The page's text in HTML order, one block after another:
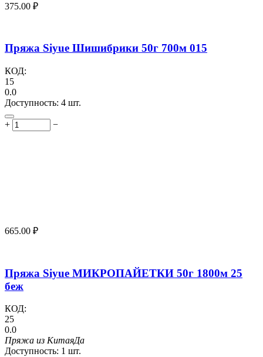
375.00 ₽
Пряжа Siyue Шишибрики 50г 700м 015
КОД:
15
0.0
Доступность: 4 шт.
+ −
665.00 ₽
Пряжа Siyue МИКРОПАЙЕТКИ 50г 1800м 25
беж
КОД:
25
0.0
Пряжа из КитаяДа
Доступность: 1 шт.